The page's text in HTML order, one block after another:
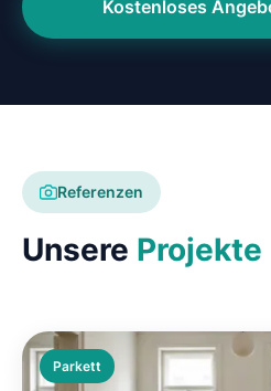
Kostenloses
Referenzen
Unsere Projekte
Parkett